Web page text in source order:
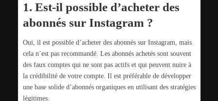
1. Est-il possible d’acheter des
abonnés sur Instagram ?
Oui, il est possible d’acheter des abonnés sur Instagram, mais
cela n’est pas recommandé. Les abonnés achetés sont souvent
des faux comptes qui ne sont pas actifs et qui peuvent nuire à
la crédibilité de votre compte. Il est préférable de développer
une base solide d’abonnés organiques en utilisant des stratégies
légitimes.